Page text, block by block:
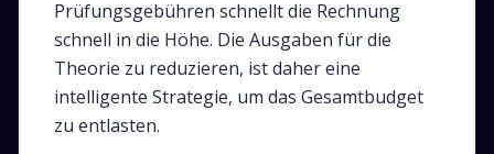
Prüfungsgebühren schnellt die Rechnung
schnell in die Höhe. Die Ausgaben für die
Theorie zu reduzieren, ist daher eine
intelligente Strategie, um das Gesamtbudget
zu entlasten.